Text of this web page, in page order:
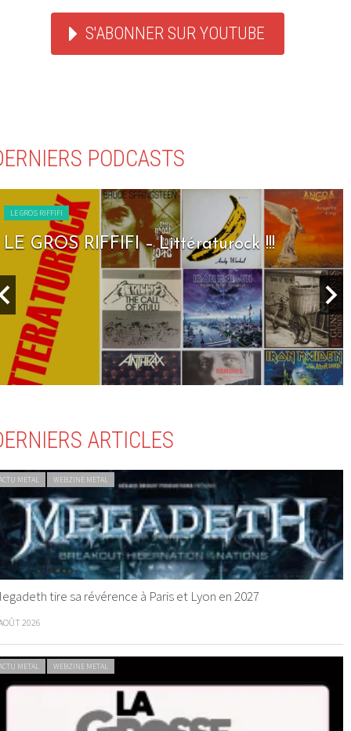
S'ABONNER SUR YOUTUBE
PODCASTS
LE GROS RIFFIFI
LE GROS RIFFIFI – Littératurock !!!
ARTICLES
METAL WEBZINE METAL
tire sa révérence à Paris et Lyon en 2027
2026
METAL WEBZINE METAL